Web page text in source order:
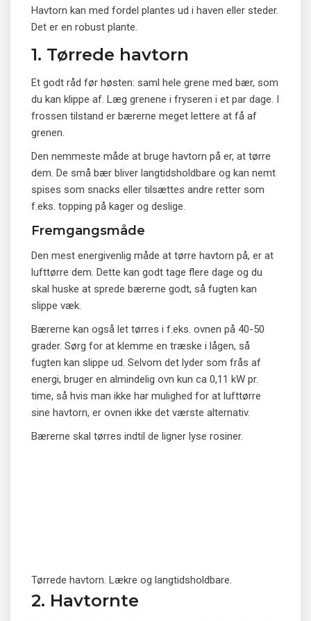
Havtorn kan med fordel plantes ud i haven eller steder.
Det er en robust plante.
1. Tørrede havtorn
Et godt råd før høsten: saml hele grene med bær, som
du kan klippe af. Læg grenene i fryseren i et par dage. I
frossen tilstand er bærerne meget lettere at få af
grenen.
Den nemmeste måde at bruge havtorn på er, at tørre
dem. De små bær bliver langtidsholdbare og kan nemt
spises som snacks eller tilsættes andre retter som
f.eks. topping på kager og deslige.
Fremgangsmåde
Den mest energivenlig måde at tørre havtorn på, er at
lufttørre dem. Dette kan godt tage flere dage og du
skal huske at sprede bærerne godt, så fugten kan
slippe væk.
Bærerne kan også let tørres i f.eks. ovnen på 40-50
grader. Sørg for at klemme en træske i lågen, så
fugten kan slippe ud. Selvom det lyder som frås af
energi, bruger en almindelig ovn kun ca 0,11 kW pr.
time, så hvis man ikke har mulighed for at lufttørre
sine havtorn, er ovnen ikke det værste alternativ.
Bærerne skal tørres indtil de ligner lyse rosiner.
Tørrede havtorn. Lækre og langtidsholdbare.
2. Havtornte